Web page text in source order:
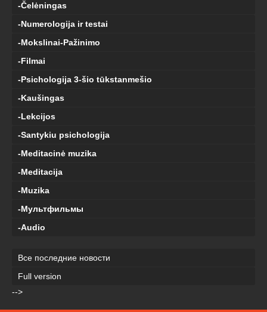
-Čelėningas
-Numerologija ir testai
-Mokslinai-Pažinimo
-Filmai
-Psichologija 3-šio tūkstanmešio
-Kaušingas
-Lekcijos
-Santykiu psichologija
-Meditacinė muzika
-Meditacija
-Muzika
-Мультфильмы
-Audio
Все последние новости
Full version
-->